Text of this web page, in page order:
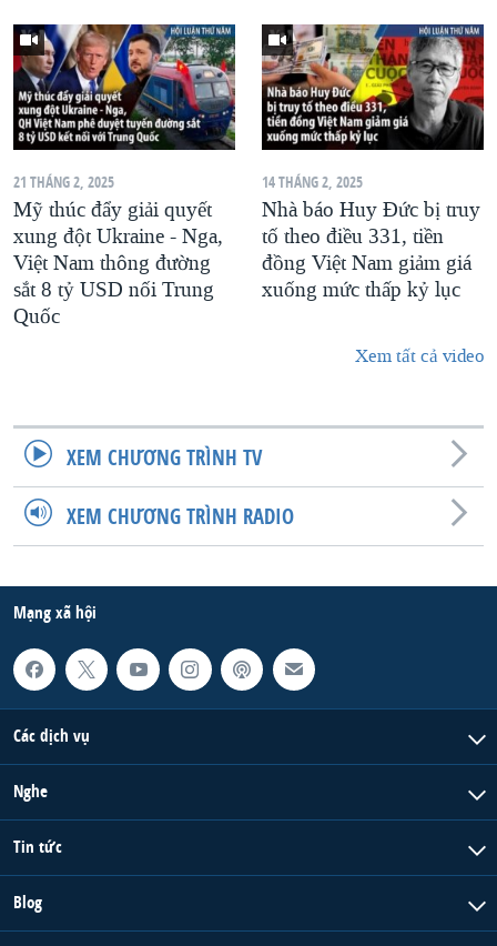
21 THÁNG 2, 2025
Mỹ thúc đẩy giải quyết
xung đột Ukraine - Nga,
Việt Nam thông đường
sắt 8 tỷ USD nối Trung
Quốc
14 THÁNG 2, 2025
Nhà báo Huy Đức bị truy
tố theo điều 331, tiền
đồng Việt Nam giảm giá
xuống mức thấp kỷ lục
Xem tất cả video
XEM CHƯƠNG TRÌNH TV
XEM CHƯƠNG TRÌNH RADIO
Mạng xã hội
Các dịch vụ
Nghe
Tin tức
Blog